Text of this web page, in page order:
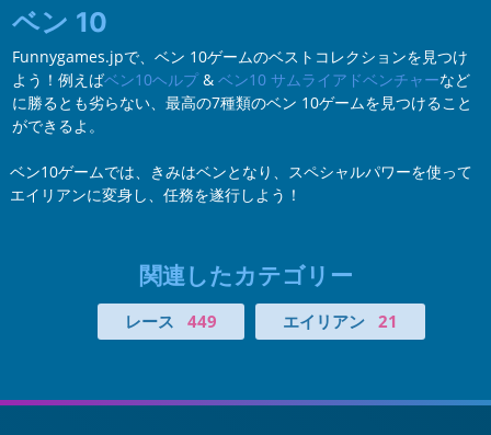
ベン 10
Funnygames.jpで、ベン 10ゲームのベストコレクションを見つけ
よう！例えばベン10ヘルプ& ベン10 サムライアドベンチャーなど
に勝るとも劣らない、最高の7種類のベン 10ゲームを見つけること
ができるよ。
ベン10ゲームでは、きみはベンとなり、スペシャルパワーを使って
エイリアンに変身し、任務を遂行しよう！
関連したカテゴリー
レース 449 エイリアン 21